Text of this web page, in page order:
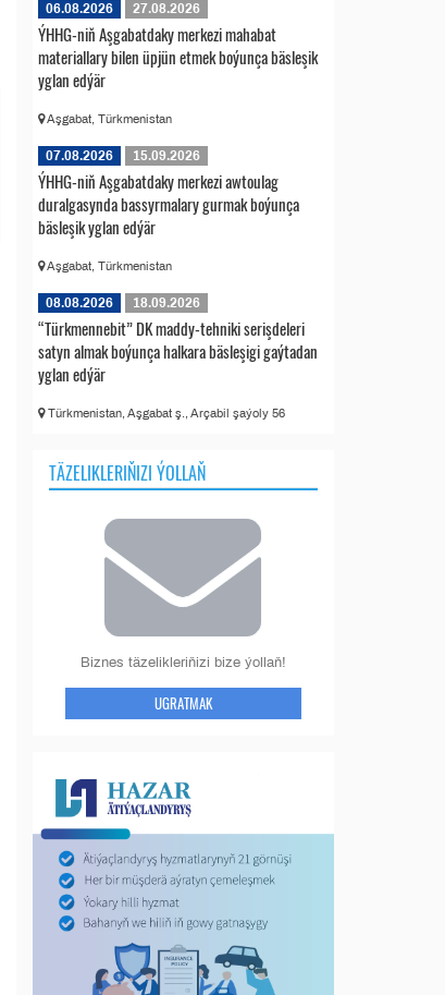
06.08.2026 27.08.2026
ÝHHG-niň Aşgabatdaky merkezi mahabat
materiallary bilen üpjün etmek boýunça bäsleşik
yglan edýär
Aşgabat, Türkmenistan
07.08.2026 15.09.2026
ÝHHG-niň Aşgabatdaky merkezi awtoulag
duralgasynda bassyrmalary gurmak boýunça
bäsleşik yglan edýär
Aşgabat, Türkmenistan
08.08.2026 18.09.2026
“Türkmennebit” DK maddy-tehniki serişdeleri
satyn almak boýunça halkara bäsleşigi gaýtadan
yglan edýär
Türkmenistan, Aşgabat ş., Arçabil şaýoly 56
TÄZELIKLERIŇIZI ÝOLLAŇ
Biznes täzelikleriňizi bize ýollaň!
UGRATMAK